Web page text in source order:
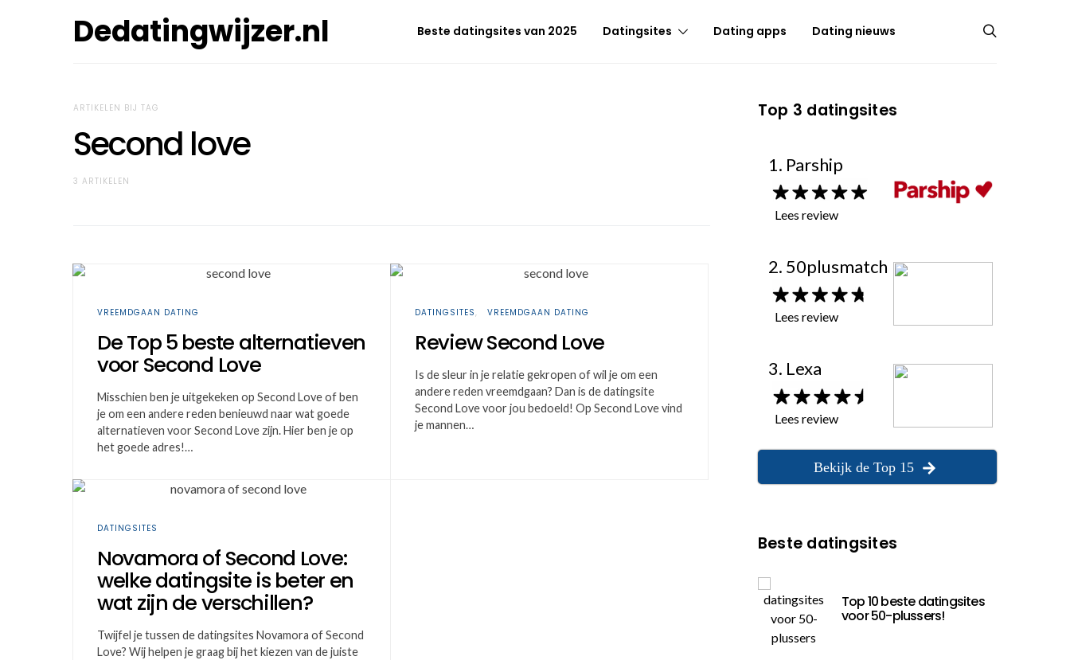
Dedatingwijzer.nl Beste datingsites van 2025 Datingsites Dating apps Dating nieuws
ARTIKELEN BIJ TAG
Second love
3 ARTIKELEN
VREEMDGAAN DATING
De Top 5 beste alternatieven
voor Second Love
Misschien ben je uitgekeken op Second Love of ben
je om een andere reden benieuwd naar wat goede
alternatieven voor Second Love zijn. Hier ben je op
het goede adres!…
DATINGSITES VREEMDGAAN DATING
Review Second Love
Is de sleur in je relatie gekropen of wil je om een
andere reden vreemdgaan? Dan is de datingsite
Second Love voor jou bedoeld! Op Second Love vind
je mannen…
DATINGSITES
Novamora of Second Love:
welke datingsite is beter en
wat zijn de verschillen?
Twijfel je tussen de datingsites Novamora of Second
Love? Wij helpen je graag bij het kiezen van de juiste
Top 3 datingsites
1. Parship
Lees review
2. 50plusmatch
Lees review
3. Lexa
Lees review
Bekijk de Top 15
Beste datingsites
Top 10 beste datingsites
voor 50-plussers!